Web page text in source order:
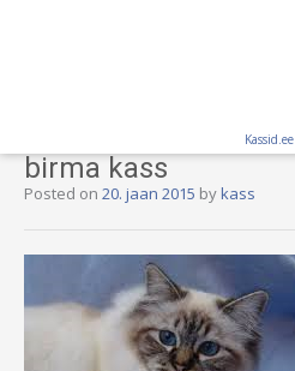
Kassid.ee
birma kass
Posted on 20. jaan 2015 bykass